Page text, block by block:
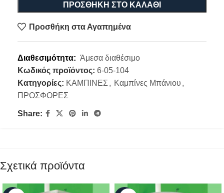
ΠΡΟΣΘΉΚΗ ΣΤΟ ΚΑΛΆΘΙ
Προσθήκη στα Αγαπημένα
Διαθεσιμότητα: Άμεσα διαθέσιμο
Κωδικός προϊόντος: 6-05-104
Κατηγορίες: ΚΑΜΠΙΝΕΣ , Καμπίνες Μπάνιου ,
ΠΡΟΣΦΟΡΕΣ
Share:
Σχετικά προϊόντα